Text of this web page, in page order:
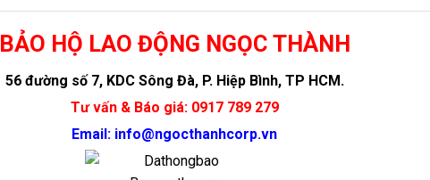
chọn
trang
sản
BẢO HỘ LAO ĐỘNG NGỌC THÀNH
56 đường số 7, KDC Sông Đà, P. Hiệp Bình, TP HCM.
Tư vấn & Báo giá: 0917 789 279
Email: info@ngocthanhcorp.vn